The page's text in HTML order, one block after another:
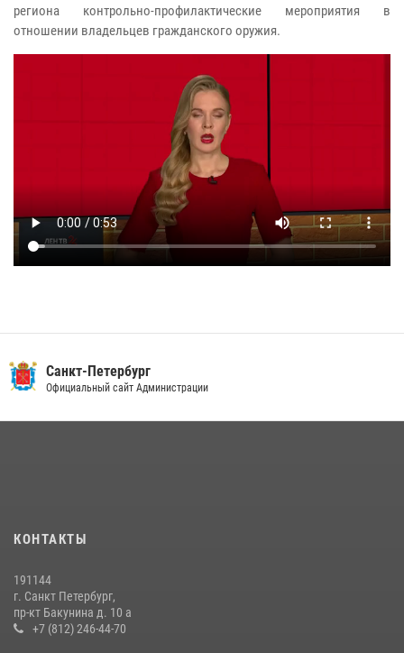
региона контрольно-профилактические мероприятия в
отношении владельцев гражданского оружия.
Санкт-Петербург
Официальный сайт Администрации
КОНТАКТЫ
191144
г. Санкт Петербург,
пр-кт Бакунина д. 10 а
+7 (812) 246-44-70